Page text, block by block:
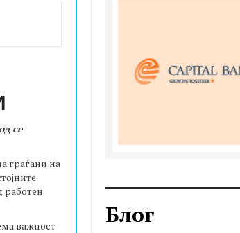
се
граѓани на
работен
важност
Блог